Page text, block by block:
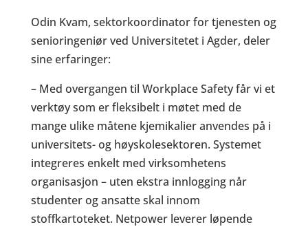
Odin Kvam, sektorkoordinator for tjenesten og
senioringeniør ved Universitetet i Agder, deler
sine erfaringer:
– Med overgangen til Workplace Safety får vi et
verktøy som er fleksibelt i møtet med de
mange ulike måtene kjemikalier anvendes på i
universitets- og høyskolesektoren. Systemet
integreres enkelt med virksomhetens
organisasjon – uten ekstra innlogging når
studenter og ansatte skal innom
stoffkartoteket. Netpower leverer løpende